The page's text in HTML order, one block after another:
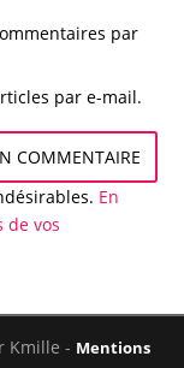
par
par e-mail.
En
de vos
Kmille - Mentions